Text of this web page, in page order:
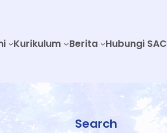
Kurikulum Berita Hubungi SAC
Search